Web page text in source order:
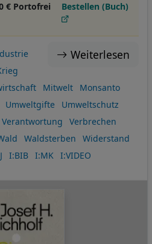
€ Portofrei Bestellen (Buch)
Weiterlesen
Mitwelt
Monsanto
Umweltgifte
Umweltschutz
Verantwortung
Verbrechen
Waldsterben
Widerstand
I:BIB I:MK I:VIDEO